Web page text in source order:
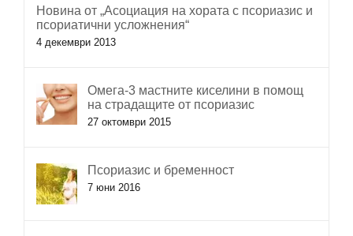
Новина от „Асоциация на хората с псориазис и
псориатични усложнения“
4 декември 2013
Омега-3 мастните киселини в помощ
на страдащите от псориазис
27 октомври 2015
Псориазис и бременност
7 юни 2016